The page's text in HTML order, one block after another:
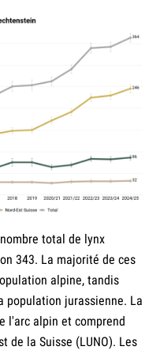
total de lynx
343. La majorité de ces
alpine, tandis
population jurassienne. La
l'arc alpin et comprend
de la Suisse (LUNO). Les